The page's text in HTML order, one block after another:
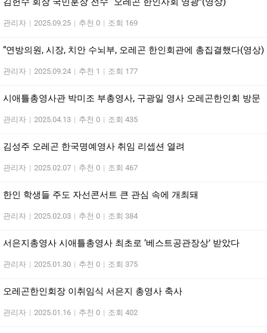
관리자 | 2025.09.25 | 추천 0 | 조회 169
“연방의원, 시장, 치안 수뇌부, 오레곤 한인회관에 총집결했다(영상)
관리자 | 2025.09.24 | 추천 1 | 조회 177
시애틀총영사관 박미조 부총영사, 구광일 영사 오레곤한인회 방문
관리자 | 2025.04.13 | 추천 0 | 조회 435
김성주 오레곤 한국명예영사 취임 리셉션 열려
관리자 | 2025.02.07 | 추천 0 | 조회 467
한인 학생들 주도 자선콘서트 큰 관심 속에 개최돼
관리자 | 2025.02.03 | 추천 0 | 조회 384
서은지총영사 시애틀총영사 최초로 ‘베스트공관장상’ 받았다
관리자 | 2025.01.30 | 추천 0 | 조회 375
오레곤한인회장 이취임식 서은지 총영사 축사
관리자 | 2025.01.16 | 추천 0 | 조회 402